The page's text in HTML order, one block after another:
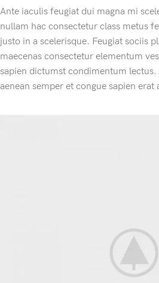
Ante iaculis feugiat dui magna mi
nullam hac consectetur class metus
justo in a scelerisque. Feugiat sociis
maecenas consectetur elementum
sapien dictumst condimentum
aenean semper et congue sapien